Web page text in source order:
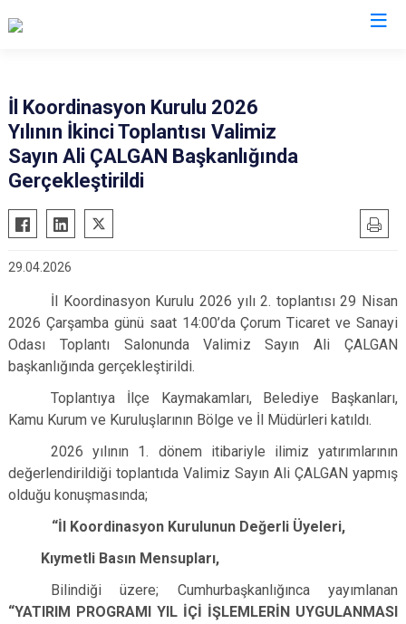
İl Koordinasyon Kurulu 2026
Yılının İkinci Toplantısı Valimiz
Sayın Ali ÇALGAN Başkanlığında
Gerçekleştirildi
29.04.2026
İl Koordinasyon Kurulu 2026 yılı 2. toplantısı 29 Nisan
2026 Çarşamba günü saat 14:00’da Çorum Ticaret ve Sanayi
Odası Toplantı Salonunda Valimiz Sayın Ali ÇALGAN
başkanlığında gerçekleştirildi.
Toplantıya İlçe Kaymakamları, Belediye Başkanları,
Kamu Kurum ve Kuruluşlarının Bölge ve İl Müdürleri katıldı.
2026 yılının 1. dönem itibariyle ilimiz yatırımlarının
değerlendirildiği toplantıda Valimiz Sayın Ali ÇALGAN yapmış
olduğu konuşmasında;
“İl Koordinasyon Kurulunun Değerli Üyeleri,
Kıymetli Basın Mensupları,
Bilindiği üzere; Cumhurbaşkanlığınca yayımlanan
“YATIRIM PROGRAMI YIL İÇİ İŞLEMLERİN UYGULANMASI